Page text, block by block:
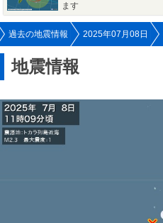
ます
過去の地震情報 2025年07月08日
地震情報